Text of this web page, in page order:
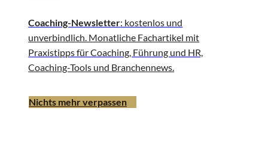
Coaching-Newsletter: kostenlos und
unverbindlich. Monatliche Fachartikel mit
Praxistipps für Coaching, Führung und HR,
Coaching-Tools und Branchennews.
Nichts mehr verpassen